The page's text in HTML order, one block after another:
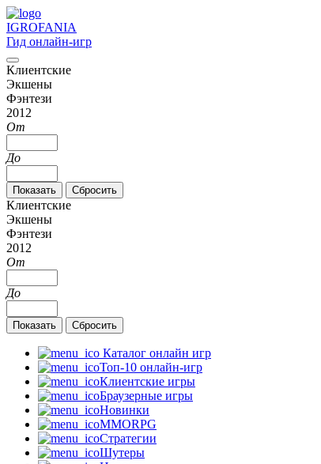
IGROFANIA
Гид онлайн-игр
Клиентские
Экшены
Фэнтези
2012
От
До
Клиентские
Экшены
Фэнтези
2012
От
До
Каталог онлайн игр
Топ-10 онлайн-игр
Клиентские игры
Браузерные игры
Новинки
MMORPG
Стратегии
Шутеры